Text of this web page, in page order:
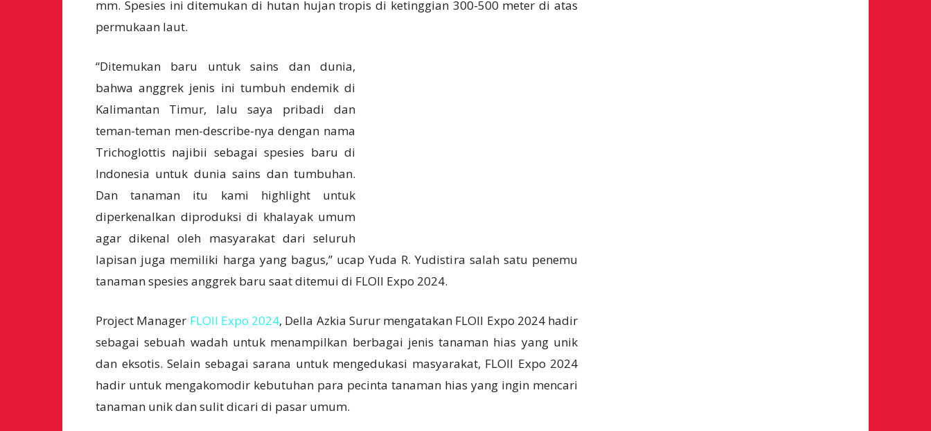
mm. Spesies ini ditemukan di hutan hujan tropis di ketinggian 300-500 meter di atas
permukaan laut.
“Ditemukan baru untuk sains dan dunia,
bahwa anggrek jenis ini tumbuh endemik di
Kalimantan Timur, lalu saya pribadi dan
teman-teman men-describe-nya dengan nama
Trichoglottis najibii sebagai spesies baru di
Indonesia untuk dunia sains dan tumbuhan.
Dan tanaman itu kami highlight untuk
diperkenalkan diproduksi di khalayak umum
agar dikenal oleh masyarakat dari seluruh
lapisan juga memiliki harga yang bagus,” ucap Yuda R. Yudistira salah satu penemu
tanaman spesies anggrek baru saat ditemui di FLOII Expo 2024.
Project Manager FLOII Expo 2024, Della Azkia Surur mengatakan FLOII Expo 2024 hadir
sebagai sebuah wadah untuk menampilkan berbagai jenis tanaman hias yang unik
dan eksotis. Selain sebagai sarana untuk mengedukasi masyarakat, FLOII Expo 2024
hadir untuk mengakomodir kebutuhan para pecinta tanaman hias yang ingin mencari
tanaman unik dan sulit dicari di pasar umum.